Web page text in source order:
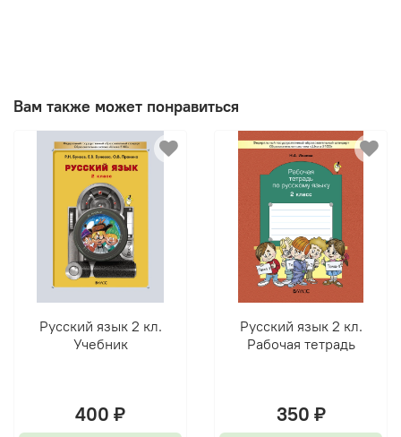
Вам также может понравиться
Русский язык 2 кл.
Учебник
400 ₽
Русский язык 2 кл.
Рабочая тетрадь
350 ₽